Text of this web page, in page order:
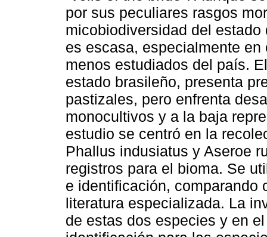
por sus peculiares rasgos
micobiodiversidad del
es escasa, especialmente
menos estudiados del país.
estado brasileño, presenta
pastizales, pero enfrenta
monocultivos y a la baja
estudio se centró en la
Phallus indusiatus y Aseroe
registros para el bioma. Se
e identificación, comparando
literatura especializada. La
de estas dos especies y en